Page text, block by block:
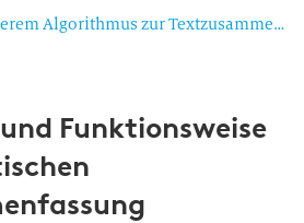
Was haben wir mit unserem Algorithmus zur Textzusammenfassung erreicht?
Funktionsweise